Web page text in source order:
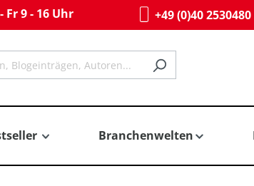
Fr 9 - 16 Uhr +49 (0)40 2530480
Branchenwelten